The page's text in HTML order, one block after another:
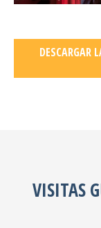
DESCARGAR
VISITAS